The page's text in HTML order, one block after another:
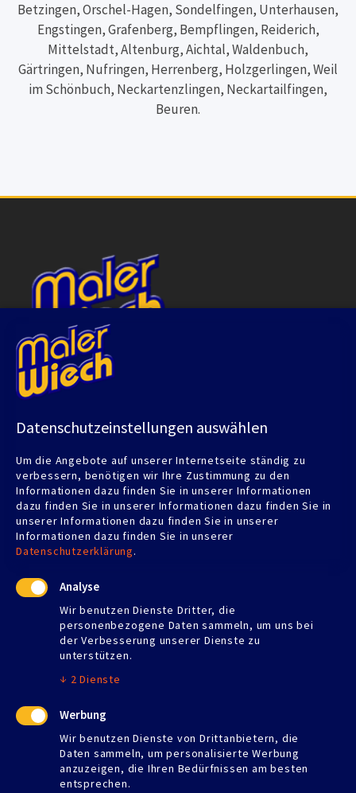
Betzingen, Orschel-Hagen, Sondelfingen, Unterhausen,
Engstingen, Grafenberg, Bempflingen, Reiderich,
Mittelstadt, Altenburg, Aichtal, Waldenbuch,
Gärtringen, Nufringen, Herrenberg, Holzgerlingen, Weil
im Schönbuch, Neckartenzlingen, Neckartailfingen,
Beuren.
Albstraße 75
72116 Mössingen
Telefon:07473 5961
Telefax: 07473 924709
udowiech@gmail.com
Öffnungszeiten
Donnerstag
Freitag
07:00–17:00
07:00–17:00
07:00–17:00
Geschlossen
Geschlossen
Datenschutzeinstellungen auswählen
Um die Angebote auf unserer Internetseite ständig zu
verbessern, benötigen wir Ihre Zustimmung zu den
Informationen dazu finden Sie in unserer Informationen
dazu finden Sie in unserer Informationen dazu finden Sie in
unserer Informationen dazu finden Sie in unserer
Informationen dazu finden Sie in unserer
Datenschutzerklärung.
Analyse
Wir benutzen Dienste Dritter, die
personenbezogene Daten sammeln, um uns bei
der Verbesserung unserer Dienste zu
unterstützen.
↓ 2 Dienste
Werbung
Wir benutzen Dienste von Drittanbietern, die
Daten sammeln, um personalisierte Werbung
anzuzeigen, die Ihren Bedürfnissen am besten
entsprechen.